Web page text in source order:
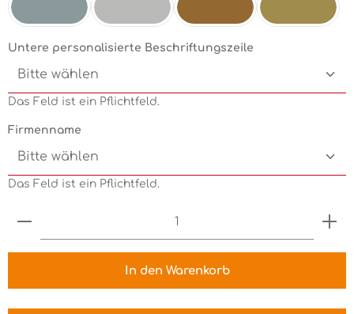
Untere personalisierte Beschriftungszeile
Das Feld ist ein Pflichtfeld.
Firmenname
Das Feld ist ein Pflichtfeld.
Produkt Anzahl: Gib den gewünschten Wert
In den Warenkorb